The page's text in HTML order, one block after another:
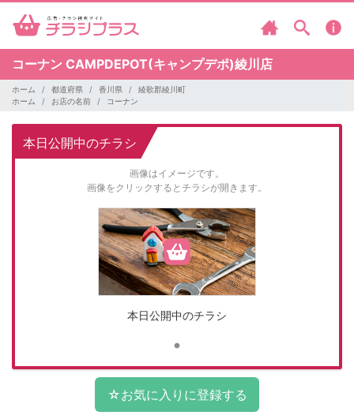
コーナン CAMPDEPOT(キャンプデポ)綾川店
ホーム 都道府県 香川県
綾歌郡綾川町
ホーム
お店の名前 コーナン
本日公開中のチラシ
画像はイメージです。
画像をクリックするとチラシが開きます。
本日公開中のチラシ